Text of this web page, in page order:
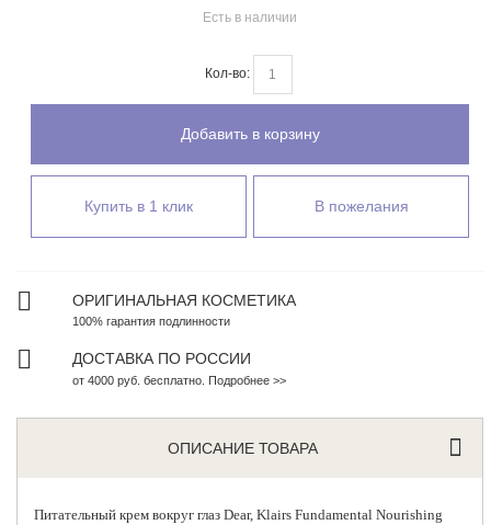
Есть в наличии
Кол-во:
Добавить в корзину
Купить в 1 клик В пожелания
ОРИГИНАЛЬНАЯ КОСМЕТИКА
100% гарантия подлинности
ДОСТАВКА ПО РОССИИ
от 4000 руб. бесплатно. Подробнее >>
ОПИСАНИЕ ТОВАРА
Питательный крем вокруг глазDear, Klairs Fundamental Nourishing